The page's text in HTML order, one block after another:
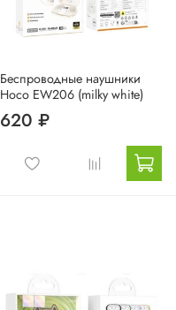
Беспроводные наушники
Hoco EW206 (milky white)
620 ₽